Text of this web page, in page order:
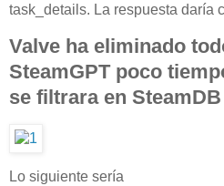
task_details. La respuesta daría
Valve ha eliminado
SteamGPT poco
se filtrara en SteamDB
Lo siguiente sería